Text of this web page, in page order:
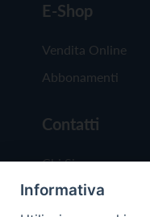
E-Shop
Vendita Online
Abbonamenti
Contatti
Chi Siamo
Redazione
Informativa